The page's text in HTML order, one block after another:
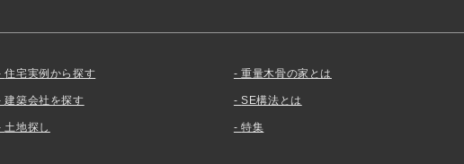
住宅実例から探す
建築会社を探す
土地探し
重量木骨の家とは
SE構法とは
特集